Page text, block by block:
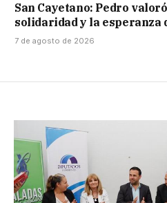
San Cayetano: Pedro
solidaridad y la esperanza
7 de agosto de 2026